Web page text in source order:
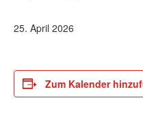
25. April 2026
Zum Kalender